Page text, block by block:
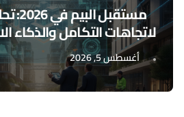
مستقبل
لاتجاهات التكامل والذكاء
أغسطس 5, 2026